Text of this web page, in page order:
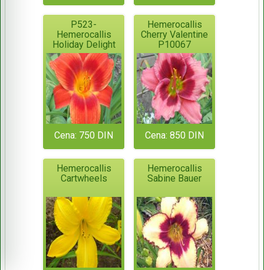
P523-
Hemerocallis
Holiday Delight
Cena: 750 DIN
Hemerocallis
Cherry Valentine
P10067
Cena: 850 DIN
Hemerocallis
Cartwheels
Hemerocallis
Sabine Bauer